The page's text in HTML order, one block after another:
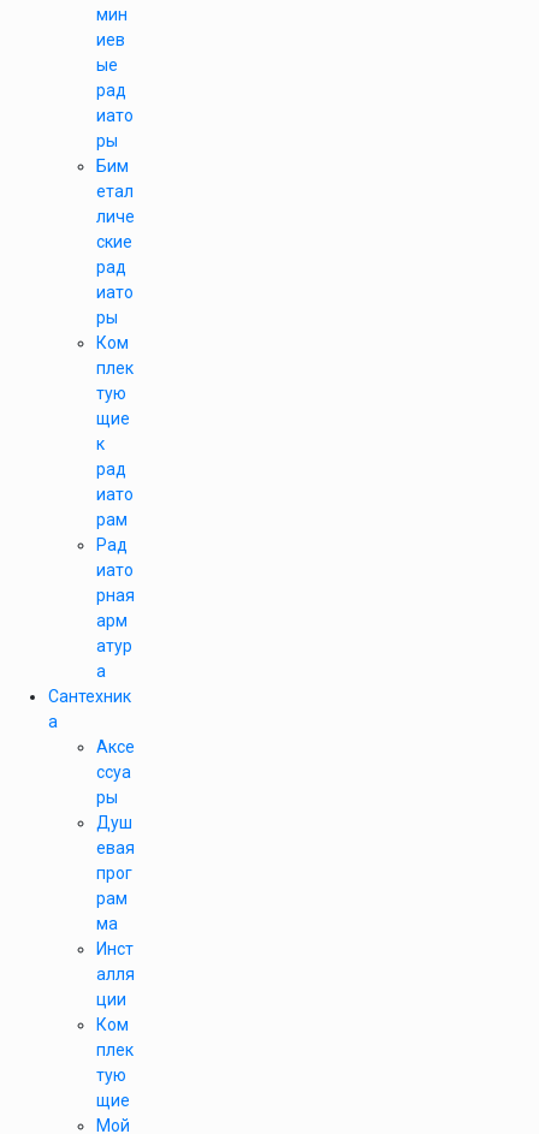
мин
иев
ые
рад
иато
ры
Бим
етал
личе
ские
рад
иато
ры
Ком
плек
тую
щие
к
рад
иато
рам
Рад
иато
рная
арм
атур
а
Сантехник
а
Аксе
ссуа
ры
Душ
евая
прог
рам
ма
Инст
алля
ции
Ком
плек
тую
щие
Мой